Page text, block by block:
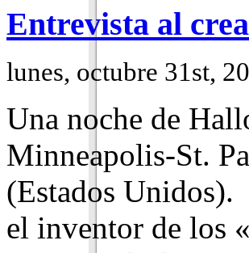
Entrevista al
lunes, octubre 31st,
Una noche de
Minneapolis-St.
(Estados Unidos).
el inventor de los